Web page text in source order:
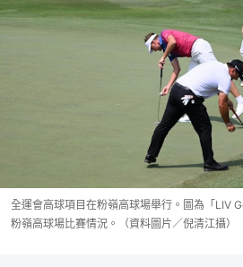
全運會高球項目在粉嶺高球場舉行。圖為「LIV
粉嶺高球場比賽情況。（資料圖片／倪清江攝）